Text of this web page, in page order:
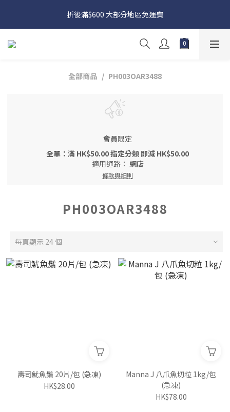
日本接近假期，貨源較不穩定；如想在 8 月 11 日至 8 月 15 日收
貨，請務必於 8 月 10 日前落單
折後滿$600 大部分地區免運費
日本接近假期，貨源較不穩定；如想在 8 月 11 日至 8 月 15 日收
貨，請務必於 8 月 10 日前落單
全部商品 PH003OAR3488
會員限定
全單：滿 HK$50.00 指定分類 即減 HK$50.00
適用通路： 網店
條款與細則
PH003OAR3488
每頁顯示 24 個
壽司魷魚鬚 20片/包 (急凍)
HK$28.00
Manna J 八爪魚切粒 1kg/包
(急凍)
HK$78.00